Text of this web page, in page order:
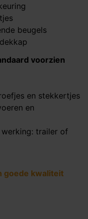
beugels
voorzien
en stekkertjes
en
trailer of
goede kwaliteit